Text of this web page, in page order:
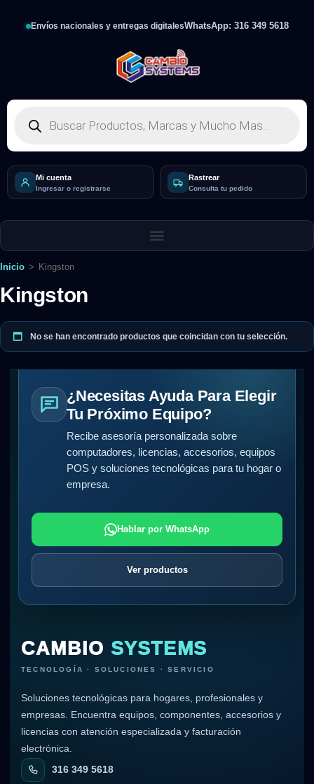
Envíos nacionales y entregas digitalesWhatsApp: 316 349 5618
Mi cuenta
Ingresar o registrarse
Rastrear
Consulta tu pedido
Inicio > Kingston
Kingston
No se han encontrado productos que coincidan con tu selección.
¿Necesitas Ayuda Para Elegir
Tu Próximo Equipo?
Recibe asesoría personalizada sobre
computadores, licencias, accesorios, equipos
POS y soluciones tecnológicas para tu hogar o
empresa.
Hablar por WhatsApp
Ver productos
CAMBIO SYSTEMS
TECNOLOGÍA · SOLUCIONES · SERVICIO
Soluciones tecnológicas para hogares, profesionales y
empresas. Encuentra equipos, componentes, accesorios y
licencias con atención especializada y facturación
electrónica.
316 349 5618